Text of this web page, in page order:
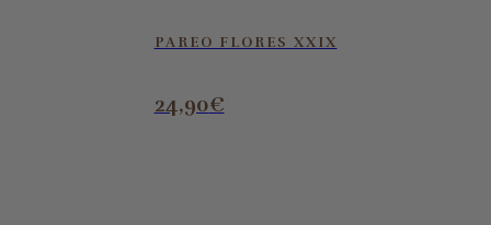
PAREO FLORES XXIX
24,90€